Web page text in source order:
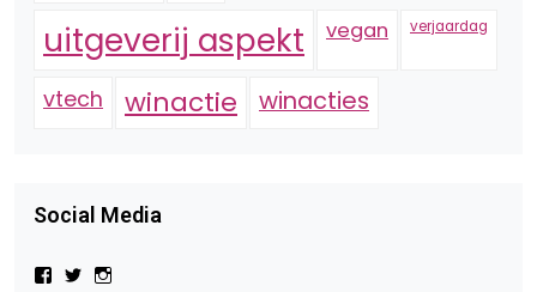
uitgeverij aspekt vegan verjaardag
vtech winactie winacties
Social Media
BekijkBekijk